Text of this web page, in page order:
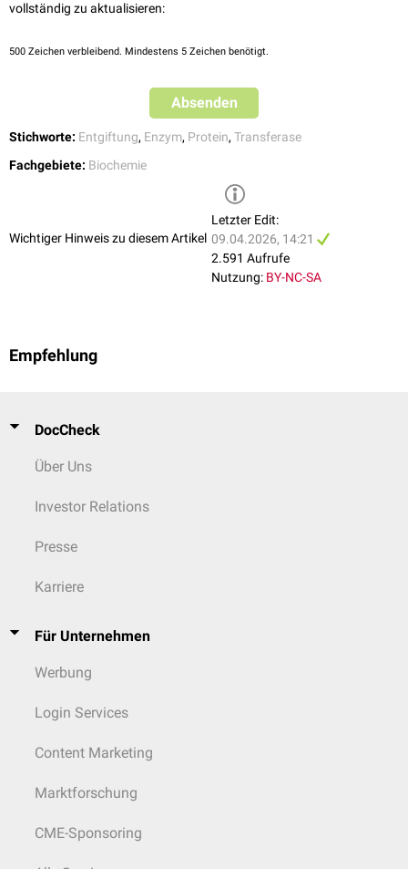
vollständig zu aktualisieren:
500 Zeichen verbleibend. Mindestens 5 Zeichen benötigt.
Absenden
Stichworte: Entgiftung, Enzym, Protein, Transferase
Fachgebiete: Biochemie
Wichtiger Hinweis zu diesem Artikel
Letzter Edit:
09.04.2026, 14:21
2.591 Aufrufe
Nutzung: BY-NC-SA
Empfehlung
DocCheck
Über Uns
Investor Relations
Presse
Karriere
Für Unternehmen
Werbung
Login Services
Content Marketing
Marktforschung
CME-Sponsoring